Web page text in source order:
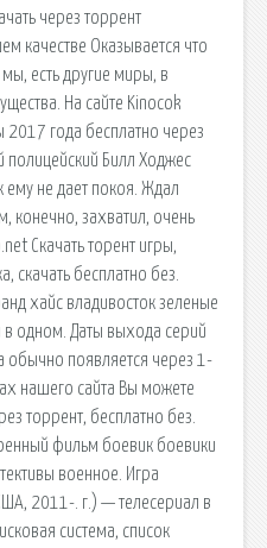
через торрент
качестве Оказывается что
есть другие миры, в
На сайте Kinocok
года бесплатно через
Билл Ходжес
ему не дает покоя. Ждал
конечно, захватил, очень
Скачать торент игры,
скачать бесплатно без.
хайс владивосток зеленые
одном. Даты выхода серий
обычно появляется через 1-
нашего сайта Вы можете
торрент, бесплатно без.
фильм боевик боевики
военное. Игра
2011-. г.) — телесериал в
сиcтема, список